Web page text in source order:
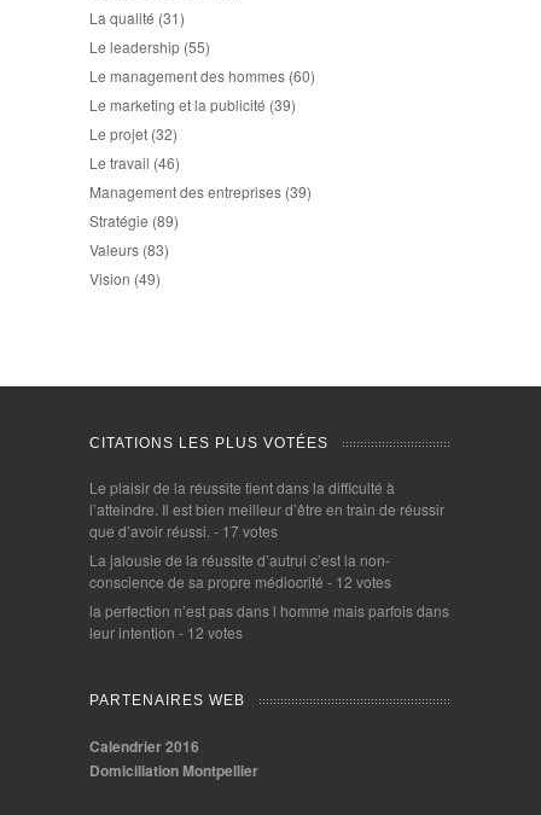
La qualité (31)
Le leadership (55)
Le management des hommes (60)
Le marketing et la publicité (39)
Le projet (32)
Le travail (46)
Management des entreprises (39)
Stratégie (89)
Valeurs (83)
Vision (49)
CITATIONS LES PLUS VOTÉES
Le plaisir de la réussite tient dans la difficulté à
l’atteindre. Il est bien meilleur d’être en train de réussir
que d’avoir réussi. - 17 votes
La jalousie de la réussite d’autrui c’est la non-
conscience de sa propre médiocrité - 12 votes
la perfection n’est pas dans l homme mais parfois dans
leur intention - 12 votes
PARTENAIRES WEB
Calendrier 2016
Domiciliation Montpellier